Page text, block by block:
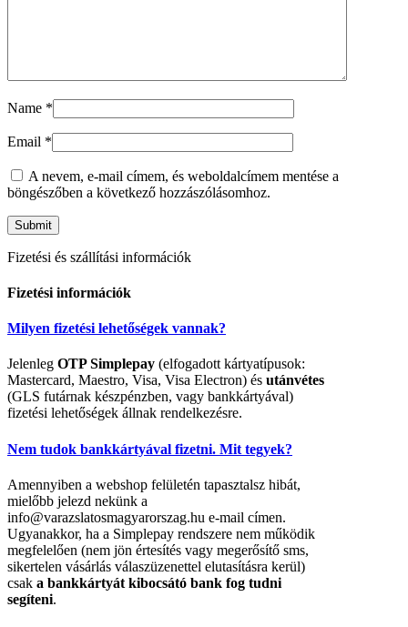
Name *
Email *
A nevem, e-mail címem, és weboldalcímem mentése a
böngészőben a következő hozzászólásomhoz.
Fizetési és szállítási információk
Fizetési információk
Milyen fizetési lehetőségek vannak?
Jelenleg OTP Simplepay (elfogadott kártyatípusok:
Mastercard, Maestro, Visa, Visa Electron) és utánvétes
(GLS futárnak készpénzben, vagy bankkártyával)
fizetési lehetőségek állnak rendelkezésre.
Nem tudok bankkártyával fizetni. Mit tegyek?
Amennyiben a webshop felületén tapasztalsz hibát,
mielőbb jelezd nekünk a
info@varazslatosmagyarorszag.hu e-mail címen.
Ugyanakkor, ha a Simplepay rendszere nem működik
megfelelően (nem jön értesítés vagy megerősítő sms,
sikertelen vásárlás válaszüzenettel elutasításra kerül)
csak a bankkártyát kibocsátó bank fog tudni
segíteni.